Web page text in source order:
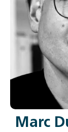
Marc